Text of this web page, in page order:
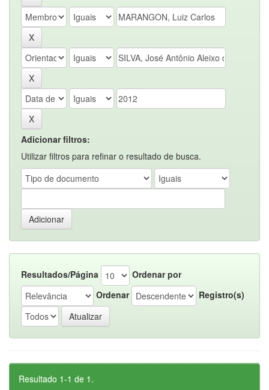
Adicionar filtros:
Utilizar filtros para refinar o resultado de busca.
Resultados/Página
Ordenar por
Ordenar
Registro(s)
Resultado 1-1 de 1.